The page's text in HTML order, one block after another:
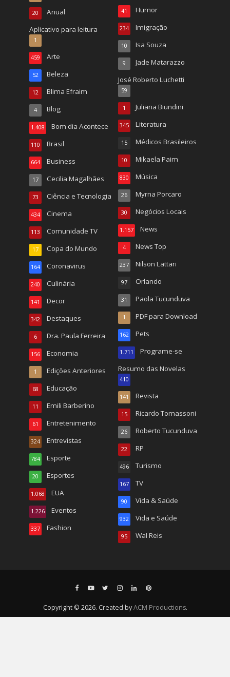
Anual
20
Aplicativo para leitura
1
Arte
459
Beleza
52
Blima Efraim
12
Blog
4
Bom dia Acontece
1.408
Brasil
110
Business
664
Cecilia Magalhães
17
Ciência e Tecnologia
73
Cinema
434
Comunidade TV
113
Copa do Mundo
17
Coronavirus
164
Culinária
240
Decor
141
Destaques
342
Dra. Paula Ferreira
6
Economia
156
Edições Anteriores
1
Educação
68
Emili Barberino
11
Entretenimento
61
Entrevistas
324
Esporte
784
Esportes
20
EUA
1.068
Eventos
1.226
Fashion
337
Humor
41
Imigração
234
Isa Souza
10
Jade Matarazzo
9
José Roberto Luchetti
59
Juliana Biundini
1
Literatura
345
Médicos Brasileiros
15
Mikaela Paim
10
Música
830
Myrna Porcaro
26
Negócios Locais
30
News
1.157
News Top
4
Nilson Lattari
237
Orlando
97
Paola Tucunduva
31
PDF para Download
1
Pets
162
Programe-se
1.711
Resumo das Novelas
410
Revista
141
Ricardo Tomassoni
15
Roberto Tucunduva
26
RP
22
Turismo
496
TV
167
Vida & Saúde
90
Vida e Saúde
932
Wal Reis
95
Copyright © 2026. Created byACM Productions.